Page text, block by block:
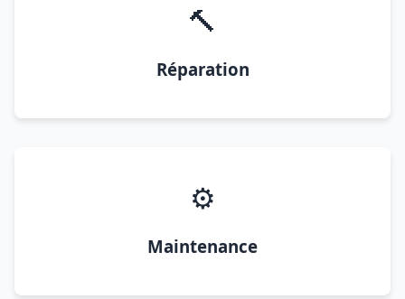
🔨
Réparation
⚙️
Maintenance